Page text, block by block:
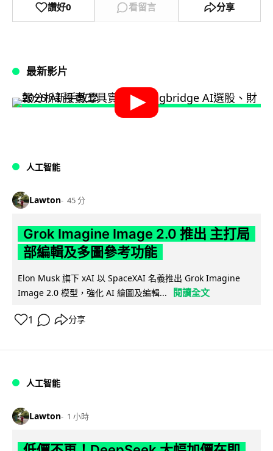
讚好0 看留言 分享
最新影片
人工智能
Lawton 45 分
Grok Imagine Image 2.0 推出 主打局
部編輯及多圖參考功能
Elon Musk 旗下 xAI 以 SpaceXAI 名義推出 Grok Imagine
Image 2.0 模型，強化 AI 繪圖及編輯...
閱讀全文
1 分享
人工智能
Lawton 1 小時